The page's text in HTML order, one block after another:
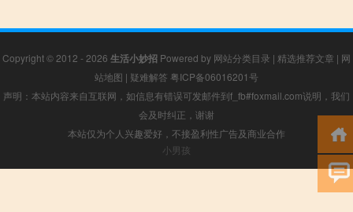
Copyright © 2012 - 2026 生活小妙招 Powered by 网站分类目录 | 精选推荐文章 | 网
站地图 | 疑难解答 粤ICP备06016201号
声明：本站内容来自互联网，如信息有错误可发邮件到f_fb#foxmail.com说明，我们
会及时纠正，谢谢
本站仅为个人兴趣爱好，不接盈利性广告及商业合作
小男孩